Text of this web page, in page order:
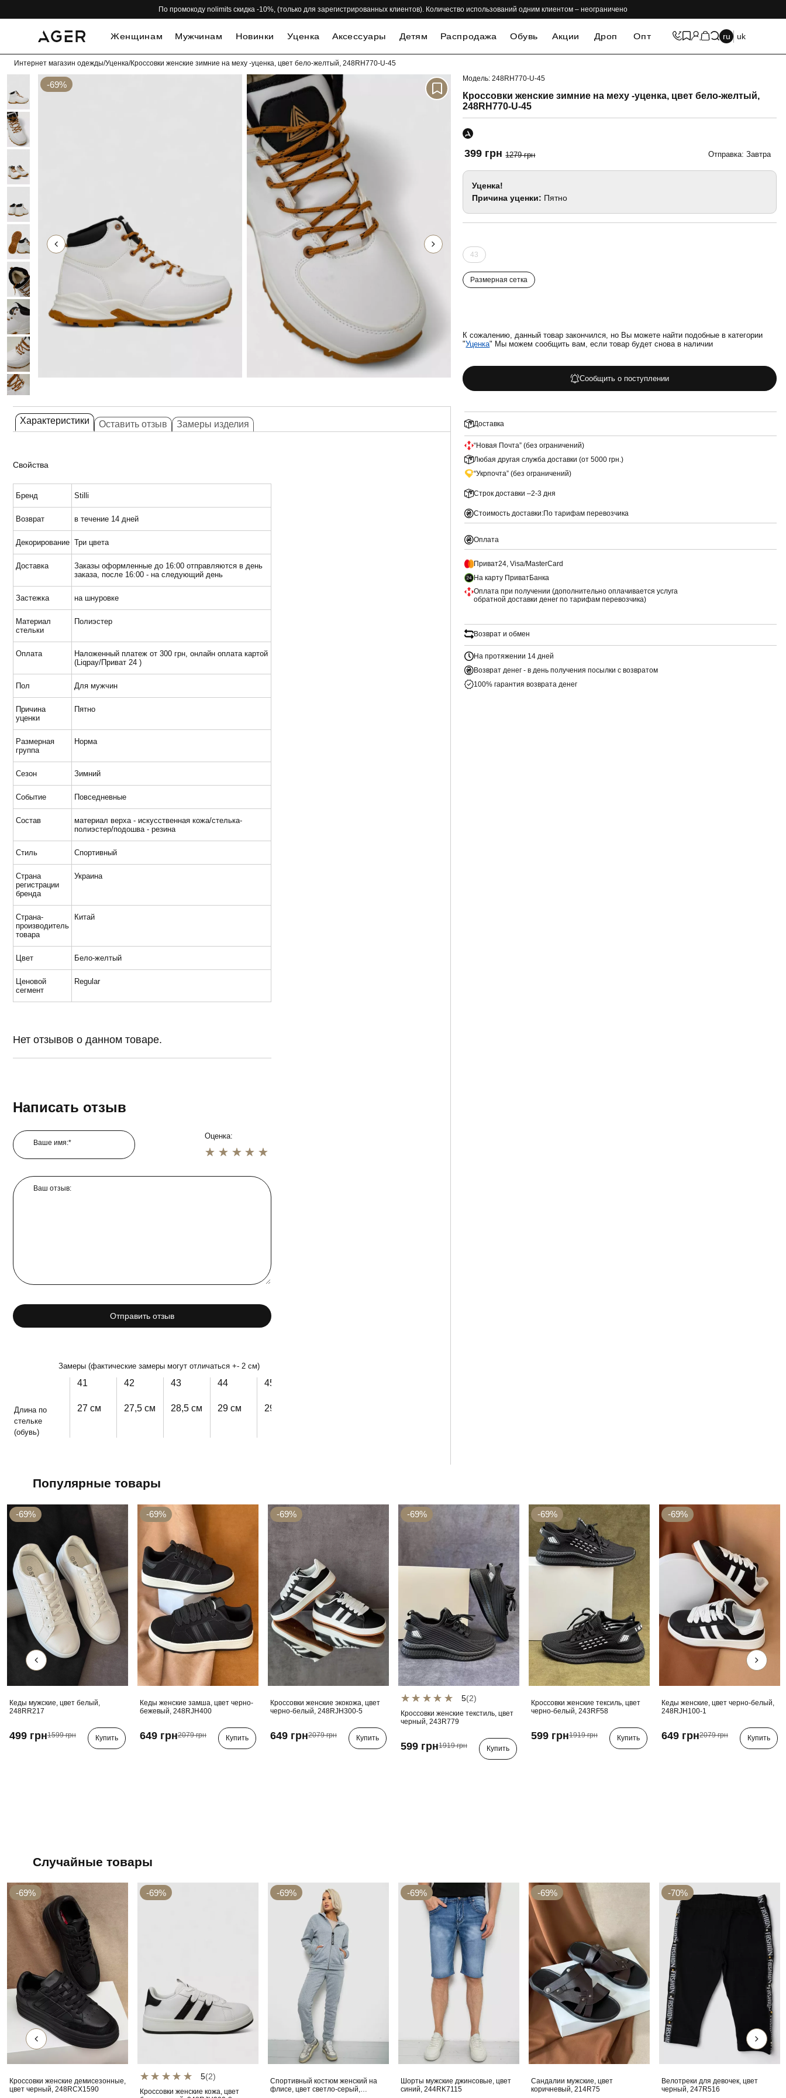
По промокоду nolimits скидка -10%, (только для зарегистрированных клиентов). Количество использований одним клиентом – неограничено
Женщинам Мужчинам Новинки Уценка Аксессуары Детям Распродажа Обувь Акции Дроп Опт ru uk
Интернет магазин одежды/Уценка/Кроссовки женские зимние на меху -уценка, цвет бело-желтый, 248RH770-U-45
-69% -69%
Характеристики Оставить отзыв Замеры изделия
Свойства
Бренд Stilli
Возврат в течение 14 дней
Декорирование Три цвета
Доставка
Заказы оформленные до 16:00 отправляются в день
заказа, после 16:00 - на следующий день
Застежка на шнуровке
Материал
стельки
Полиэстер
Оплата
Наложенный платеж от 300 грн, онлайн оплата картой
(Liqpay/Приват 24 )
Пол Для мужчин
Причина
уценки
Пятно
Размерная
группа
Норма
Сезон Зимний
Событие Повседневные
Состав
материал верха - искусственная кожа/стелька-
полиэстер/подошва - резина
Стиль Спортивный
Страна
регистрации
бренда
Украина
Страна-
производитель
товара
Китай
Цвет Бело-желтый
Ценовой
сегмент
Regular
Нет отзывов о данном товаре.
Написать отзыв
Ваше имя:*
Оценка:
1 star
2 star
3 star
4 star
5 star
Ваш отзыв:
Отправить отзыв
Замеры (фактические замеры могут отличаться +- 2 см)
41 42 43 44 45
Длина по
стельке
(обувь)
27 см 27,5 см 28,5 см 29 см 29,5 см
Модель: 248RH770-U-45
Кроссовки женские зимние на меху -уценка, цвет бело-желтый,
248RH770-U-45
399 грн 1279 грн Отправка: Завтра
Уценка!
Причина уценки: Пятно
43
Размерная сетка
К сожалению, данный товар закончился, но Вы можете найти подобные в категории
"Уценка" Мы можем сообщить вам, если товар будет снова в наличии
Сообщить о поступлении
Доставка
“Новая Почта” (без ограничений)
Любая другая служба доставки (от 5000 грн.)
“Укрпочта” (без ограничений)
Строк доставки –2-3 дня
Стоимость доставки:По тарифам перевозчика
Оплата
Приват24, Visa/MasterCard
На карту ПриватБанка
Оплата при получении (дополнительно оплачивается услуга
обратной доставки денег по тарифам перевозчика)
Возврат и обмен
На протяжении 14 дней
Возврат денег - в день получения посылки с возвратом
100% гарантия возврата денег
Популярные товары
-69%
Кеды мужские, цвет белый,
248RR217
499 грн1599 грн Купить
-69%
Кеды женские замша, цвет черно-
бежевый, 248RJH400
649 грн2079 грн Купить
-69%
Кроссовки женские экокожа, цвет
черно-белый, 248RJH300-5
649 грн2079 грн Купить
-69%
5(2)
Кроссовки женские текстиль, цвет
черный, 243R779
599 грн1919 грн Купить
-69%
Кроссовки женские тексиль, цвет
черно-белый, 243RF58
599 грн1919 грн Купить
-69%
Кеды женские, цвет черно-белый,
248RJH100-1
649 грн2079 грн Купить
Случайные товары
-69%
Кроссовки женские демисезонные,
цвет черный, 248RCX1590
-69%
5(2)
Кроссовки женские кожа, цвет
-69%
Спортивный костюм женский на
флисе, цвет светло-серый,
-69%
Шорты мужские джинсовые, цвет
синий, 244RK7115
-69%
Сандалии мужские, цвет
коричневый, 214R75
-70%
Велотреки для девочек, цвет
черный, 247R516